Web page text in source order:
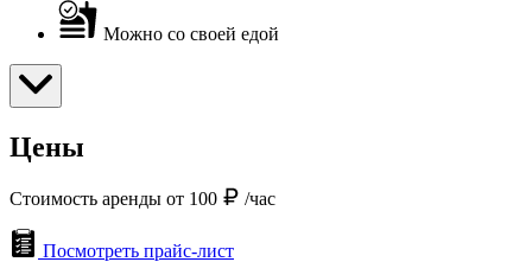
Можно со своей едой
Цены
Стоимость аренды от 100 /час
Посмотреть прайс-лист